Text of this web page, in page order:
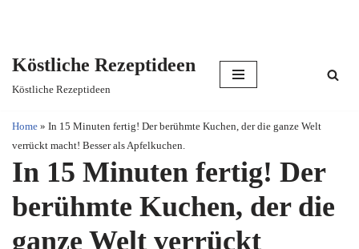
content
Köstliche Rezeptideen
Köstliche Rezeptideen
Home » In 15 Minuten fertig! Der berühmte Kuchen, der die ganze Welt
verrückt macht! Besser als Apfelkuchen.
In 15 Minuten fertig! Der
berühmte Kuchen, der die
ganze Welt verrückt